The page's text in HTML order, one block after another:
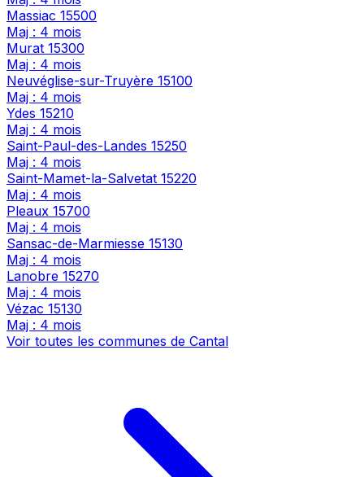
Massiac 15500
Maj : 4 mois
Murat 15300
Maj : 4 mois
Neuvéglise-sur-Truyère 15100
Maj : 4 mois
Ydes 15210
Maj : 4 mois
Saint-Paul-des-Landes 15250
Maj : 4 mois
Saint-Mamet-la-Salvetat 15220
Maj : 4 mois
Pleaux 15700
Maj : 4 mois
Sansac-de-Marmiesse 15130
Maj : 4 mois
Lanobre 15270
Maj : 4 mois
Vézac 15130
Maj : 4 mois
Voir toutes les communes de Cantal